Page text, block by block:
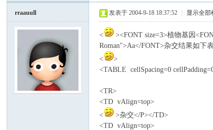
rraauull 发表于 2004-9-18 18:37:52 显示全部
<
><FONT size=3>植物基因
Roman">Aa</FONT>杂交结果如下
<
>
<TABLE cellSpacing=0
<TR>
<TD vAlign=top>
<
>杂交</P></TD>
<TD vAlign=top>